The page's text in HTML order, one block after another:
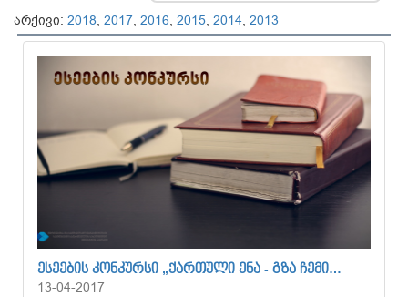
არქივი: 2018, 2017, 2016, 2015, 2014, 2013
ᲔᲡᲔᲔᲑᲘᲡ ᲙᲝᲜᲙᲣᲠᲡᲘ „ᲥᲐᲠᲗᲣᲚᲘ ᲔᲜᲐ - ᲒᲖᲐ ᲩᲔᲛᲘ…
13-04-2017